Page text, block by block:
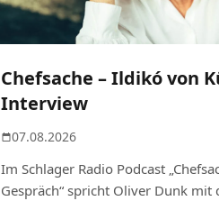
Chefsache – Ildikó von
Interview
07.08.2026
Im Schlager Radio Podcast
Gespräch“ spricht Oliver Dunk mit